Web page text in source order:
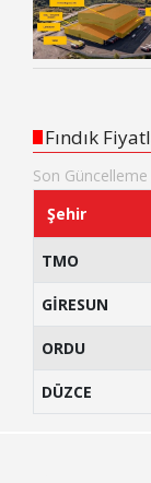
Fındık
Son
Şehir
TMO
GİRESUN
ORDU
DÜZCE